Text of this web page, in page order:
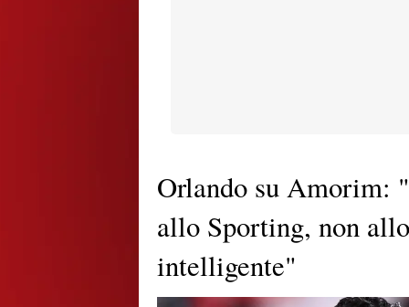
Orlando su Amorim:
allo Sporting, non
intelligente"